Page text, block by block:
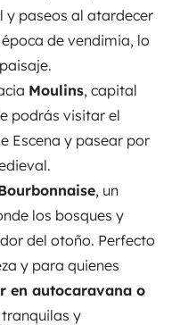
y paseos al atardecer
de vendimia, lo
Moulins, capital
podrás visitar el
Escena y pasear por
, un
los bosques y
del otoño. Perfecto
y para quienes
en autocaravana o
y